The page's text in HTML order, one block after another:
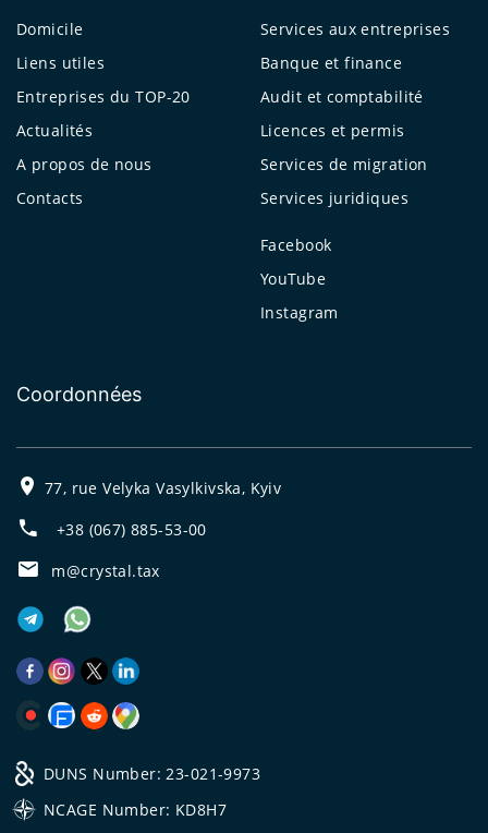
Domicile
Liens utiles
Entreprises du TOP-20
Actualités
A propos de nous
Contacts
Services aux entreprises
Banque et finance
Audit et comptabilité
Licences et permis
Services de migration
Services juridiques
Facebook
YouTube
Instagram
Coordonnées
77, rue Velyka Vasylkivska, Kyiv
+38 (067) 885-53-00
m@crystal.tax
DUNS Number: 23-021-9973
NCAGE Number: KD8H7